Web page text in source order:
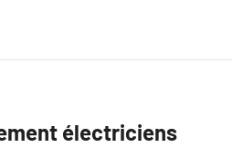
électriciens